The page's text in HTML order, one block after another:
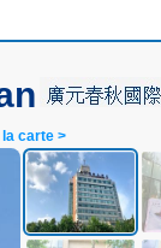
carte >